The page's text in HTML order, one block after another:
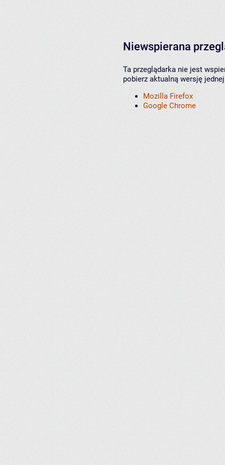
Niewspierana
Ta przeglądarka nie jest
pobierz aktualną wersję
Mozilla Firefox
Google Chrome